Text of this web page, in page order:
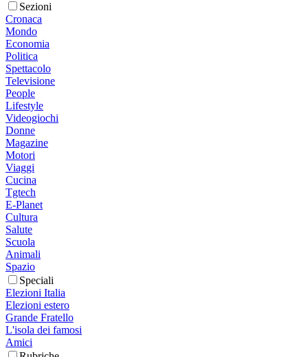
Sezioni
Cronaca
Mondo
Economia
Politica
Spettacolo
Televisione
People
Lifestyle
Videogiochi
Donne
Magazine
Motori
Viaggi
Cucina
Tgtech
E-Planet
Cultura
Salute
Scuola
Animali
Spazio
Speciali
Elezioni Italia
Elezioni estero
Grande Fratello
L'isola dei famosi
Amici